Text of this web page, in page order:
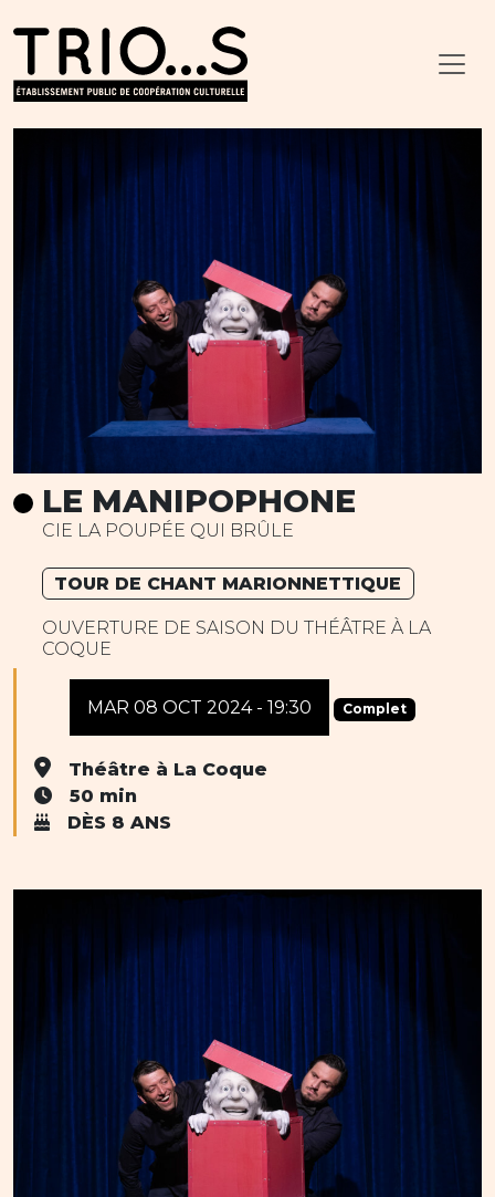
LE MANIPOPHONE
CIE LA POUPÉE QUI BRÛLE
TOUR DE CHANT MARIONNETTIQUE
OUVERTURE DE SAISON DU THÉÂTRE À LA
COQUE
MAR 08 OCT 2024 - 19:30 Complet
Théâtre à La Coque
50 min
DÈS 8 ANS